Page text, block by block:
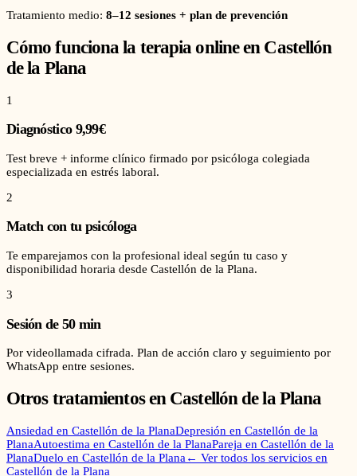
Tratamiento medio: 8–12 sesiones + plan de prevención
Cómo funciona la terapia online en Castellón
de la Plana
1
Diagnóstico 9,99€
Test breve + informe clínico firmado por psicóloga colegiada
especializada en estrés laboral.
2
Match con tu psicóloga
Te emparejamos con la profesional ideal según tu caso y
disponibilidad horaria desde Castellón de la Plana.
3
Sesión de 50 min
Por videollamada cifrada. Plan de acción claro y seguimiento por
WhatsApp entre sesiones.
Otros tratamientos en Castellón de la Plana
Ansiedad en Castellón de la PlanaDepresión en Castellón de la
PlanaAutoestima en Castellón de la PlanaPareja en Castellón de la
PlanaDuelo en Castellón de la Plana ← Ver todos los servicios en
Castellón de la Plana